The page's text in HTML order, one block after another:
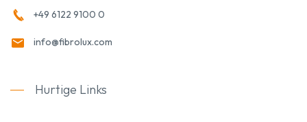
+49 6122 9100 0
info@fibrolux.com
Hurtige Links